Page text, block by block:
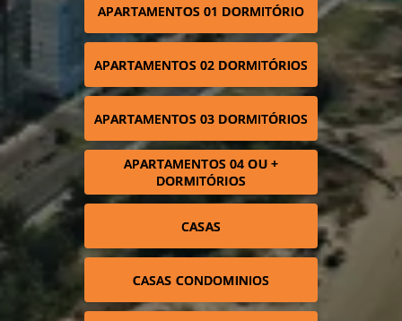
APARTAMENTOS 01 DORMITÓRIO
APARTAMENTOS 02 DORMITÓRIOS
APARTAMENTOS 03 DORMITÓRIOS
APARTAMENTOS 04 OU +
DORMITÓRIOS
CASAS
CASAS CONDOMINIOS